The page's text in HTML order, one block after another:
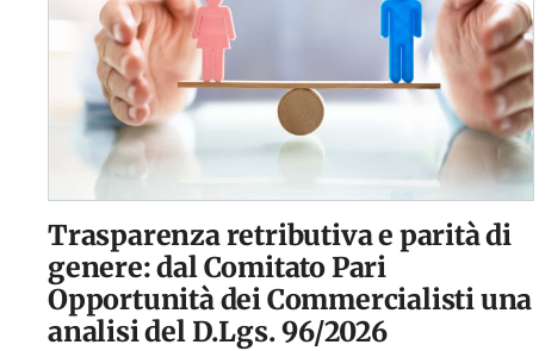
Trasparenza retributiva e parità di
genere: dal Comitato Pari
Opportunità dei Commercialisti una
analisi del D.Lgs. 96/2026